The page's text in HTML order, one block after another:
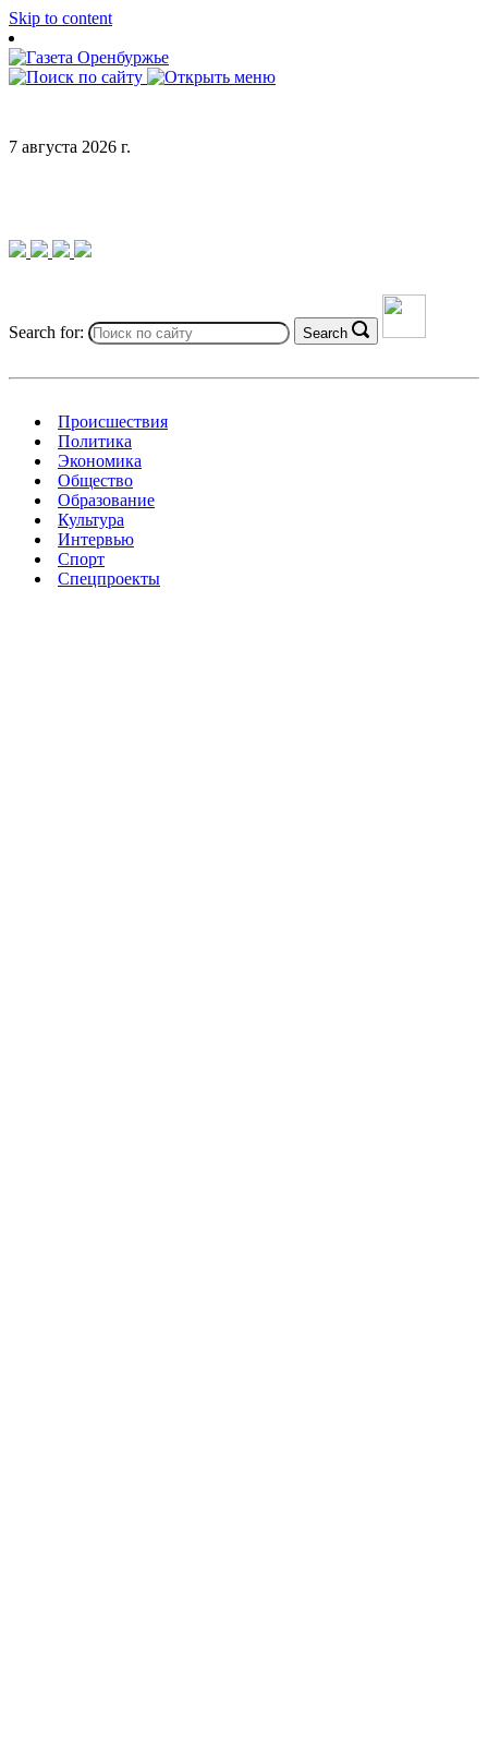
Skip to content
7 августа 2026 г.
Search for: Search
Происшествия
Политика
Экономика
Общество
Образование
Культура
Интервью
Спорт
Спецпроекты